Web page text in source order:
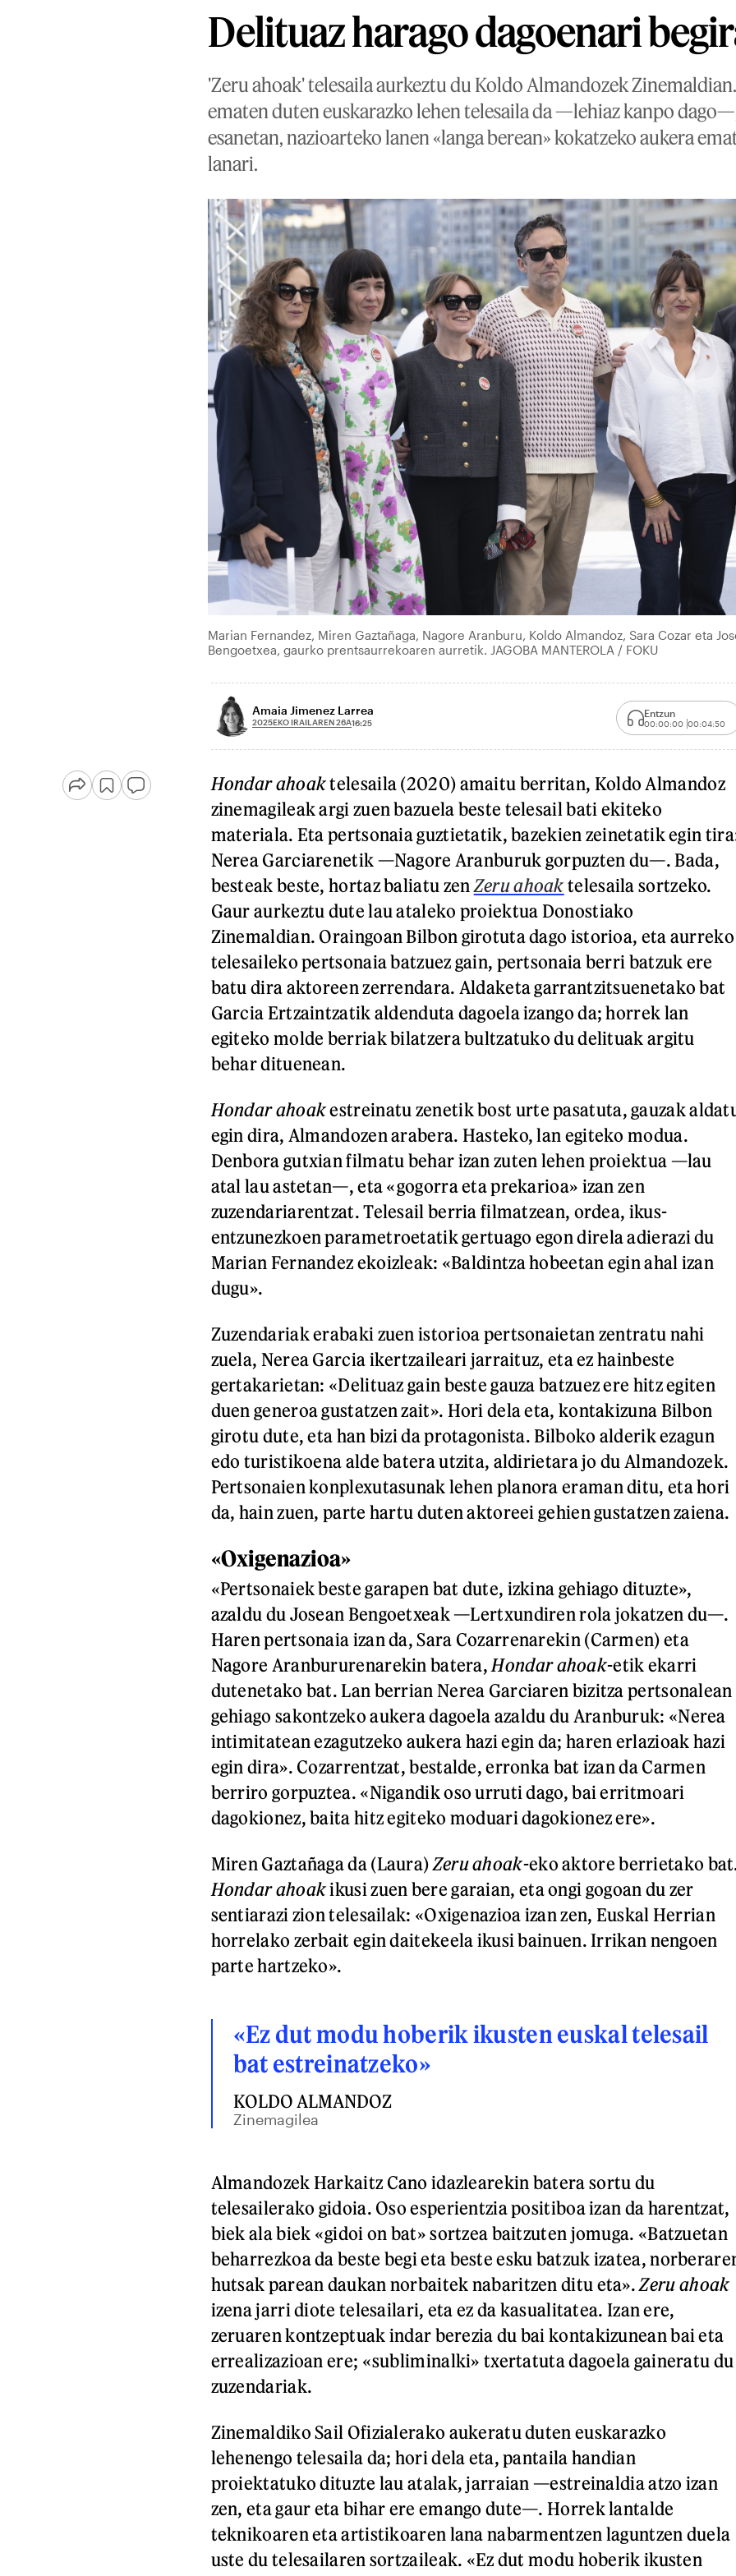
Delituaz harago dagoenari
'Zeru ahoak' telesaila aurkeztu du Koldo Almandozek
ematen duten euskarazko lehen telesaila da —lehiaz kanpo
esanetan, nazioarteko lanen «langa berean» kokatzeko aukera
lanari.
Marian Fernandez, Miren Gaztañaga, Nagore Aranburu, Koldo Almandoz, Sara Cozar eta
Bengoetxea, gaurko prentsaurrekoaren aurretik. JAGOBA MANTEROLA / FOKU
Amaia Jimenez Larrea
2025EKO IRAILAREN 26A16:25
Entzun
00:00:00 00:04:50
Hondar ahoaktelesaila (2020) amaitu berritan, Koldo Almandoz
zinemagileak argi zuen bazuela beste telesail bati ekiteko
materiala. Eta pertsonaia guztietatik, bazekien zeinetatik egin
Nerea Garciarenetik —Nagore Aranburuk gorpuzten du—. Bada,
besteak beste, hortaz baliatu zen Zeru ahoaktelesaila sortzeko.
Gaur aurkeztu dute lau ataleko proiektua Donostiako
Zinemaldian. Oraingoan Bilbon girotuta dago istorioa, eta aurreko
telesaileko pertsonaia batzuez gain, pertsonaia berri batzuk ere
batu dira aktoreen zerrendara. Aldaketa garrantzitsuenetako bat
Garcia Ertzaintzatik aldenduta dagoela izango da; horrek lan
egiteko molde berriak bilatzera bultzatuko du delituak argitu
behar dituenean.
Hondar ahoakestreinatu zenetik bost urte pasatuta, gauzak
egin dira, Almandozen arabera. Hasteko, lan egiteko modua.
Denbora gutxian filmatu behar izan zuten lehen proiektua —lau
atal lau astetan—, eta «gogorra eta prekarioa» izan zen
zuzendariarentzat. Telesail berria filmatzean, ordea, ikus-
entzunezkoen parametroetatik gertuago egon direla adierazi du
Marian Fernandez ekoizleak: «Baldintza hobeetan egin ahal izan
dugu».
Zuzendariak erabaki zuen istorioa pertsonaietan zentratu nahi
zuela, Nerea Garcia ikertzaileari jarraituz, eta ez hainbeste
gertakarietan: «Delituaz gain beste gauza batzuez ere hitz egiten
duen generoa gustatzen zait». Hori dela eta, kontakizuna Bilbon
girotu dute, eta han bizi da protagonista. Bilboko alderik ezagun
edo turistikoena alde batera utzita, aldirietara jo du Almandozek.
Pertsonaien konplexutasunak lehen planora eraman ditu, eta hori
da, hain zuen, parte hartu duten aktoreei gehien gustatzen zaiena.
«Oxigenazioa»
«Pertsonaiek beste garapen bat dute, izkina gehiago dituzte»,
azaldu du Josean Bengoetxeak —Lertxundiren rola jokatzen du—.
Haren pertsonaia izan da, Sara Cozarrenarekin (Carmen) eta
Nagore Aranbururenarekin batera, Hondar ahoak-etik ekarri
dutenetako bat. Lan berrian Nerea Garciaren bizitza pertsonalean
gehiago sakontzeko aukera dagoela azaldu du Aranburuk: «Nerea
intimitatean ezagutzeko aukera hazi egin da; haren erlazioak hazi
egin dira». Cozarrentzat, bestalde, erronka bat izan da Carmen
berriro gorpuztea. «Nigandik oso urruti dago, bai erritmoari
dagokionez, baita hitz egiteko moduari dagokionez ere».
Miren Gaztañaga da (Laura) Zeru ahoak-eko aktore berrietako
Hondar ahoakikusi zuen bere garaian, eta ongi gogoan du zer
sentiarazi zion telesailak: «Oxigenazioa izan zen, Euskal Herrian
horrelako zerbait egin daitekeela ikusi bainuen. Irrikan nengoen
parte hartzeko».
«Ez dut modu hoberik ikusten euskal telesail
bat estreinatzeko»
KOLDO ALMANDOZ
Zinemagilea
Almandozek Harkaitz Cano idazlearekin batera sortu du
telesailerako gidoia. Oso esperientzia positiboa izan da harentzat,
biek ala biek «gidoi on bat» sortzea baitzuten jomuga. «Batzuetan
beharrezkoa da beste begi eta beste esku batzuk izatea,
hutsak parean daukan norbaitek nabaritzen ditu eta».Zeru ahoak
izena jarri diote telesailari, eta ez da kasualitatea. Izan ere,
zeruaren kontzeptuak indar berezia du bai kontakizunean bai eta
errealizazioan ere; «subliminalki» txertatuta dagoela gaineratu du
zuzendariak.
Zinemaldiko Sail Ofizialerako aukeratu duten euskarazko
lehenengo telesaila da; hori dela eta, pantaila handian
proiektatuko dituzte lau atalak, jarraian —estreinaldia atzo izan
zen, eta gaur eta bihar ere emango dute—. Horrek lantalde
teknikoaren eta artistikoaren lana nabarmentzen laguntzen duela
uste du telesailaren sortzaileak. «Ez dut modu hoberik ikusten